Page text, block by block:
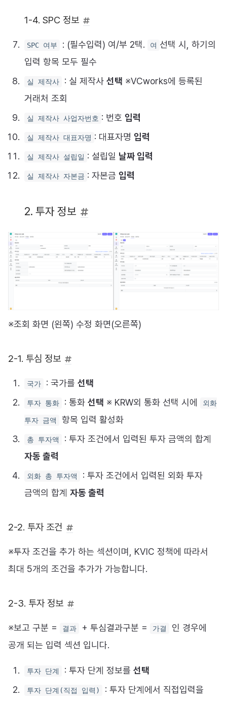
1-4. SPC 정보
SPC 여부 : (필수입력) 여/부 2택. 여 선택 시, 하기의
입력 항목 모두 필수
실 제작사 : 실 제작사 선택 ※VCworks에 등록된
거래처 조회
실 제작사 사업자번호 : 번호 입력
실 제작사 대표자명 : 대표자명 입력
실 제작사 설립일 : 설립일 날짜 입력
실 제작사 자본금 : 자본금 입력
2. 투자 정보
※조회 화면 (왼쪽) 수정 화면(오른쪽)
2-1. 투심 정보
국가 : 국가를 선택
투자 통화 : 통화 선택 ※ KRW외 통화 선택 시에 외화
투자 금액 항목 입력 활성화
총 투자액
: 투자 조건에서 입력된 투자 금액의 합계
자동 출력
외화 총 투자액
: 투자 조건에서 입력된 외화 투자
금액의 합계 자동 출력
2-2. 투자 조건
※투자 조건을 추가 하는 섹션이며, KVIC 정책에 따라서
최대 5개의 조건을 추가가 가능합니다.
2-3. 투자 정보
※보고 구분 = 결과 + 투심결과구분 = 가결
인 경우에
공개 되는 입력 섹션 입니다.
투자 단계 : 투자 단계 정보를 선택
투자 단계(직접 입력)
: 투자 단계에서 직접입력을